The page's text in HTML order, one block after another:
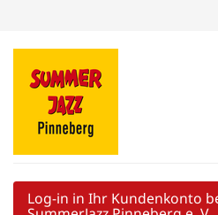
Inhalt
springen
Förderverein
SummerJazz
Pinneberg
e.
Log-in in Ihr Kundenkonto